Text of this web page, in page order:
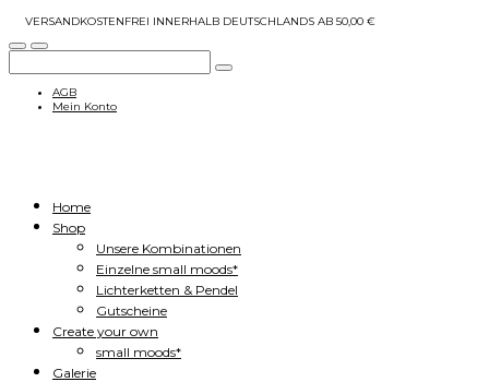
VERSANDKOSTENFREI INNERHALB DEUTSCHLANDS AB 50,00 €
AGB
Mein Konto
Home
Shop
Unsere Kombinationen
Einzelne small moods*
Lichterketten & Pendel
Gutscheine
Create your own
small moods*
Galerie